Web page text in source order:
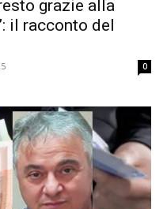
grazie alla
il racconto del
0